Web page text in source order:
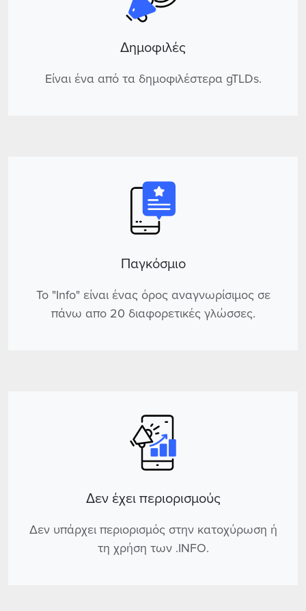
Δημοφιλές
Είναι ένα από τα δημοφιλέστερα gTLDs.
Παγκόσμιο
Το "Info" είναι ένας όρος αναγνωρίσιμος σε
πάνω απο 20 διαφορετικές γλώσσες.
Δεν έχει περιορισμούς
Δεν υπάρχει περιορισμός στην κατοχύρωση ή
τη χρήση των .INFO.